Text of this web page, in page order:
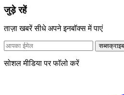
जुड़े रहें
ताज़ा खबरें सीधे अपने इनबॉक्स में पाएं
सोशल मीडिया पर फॉलो करें